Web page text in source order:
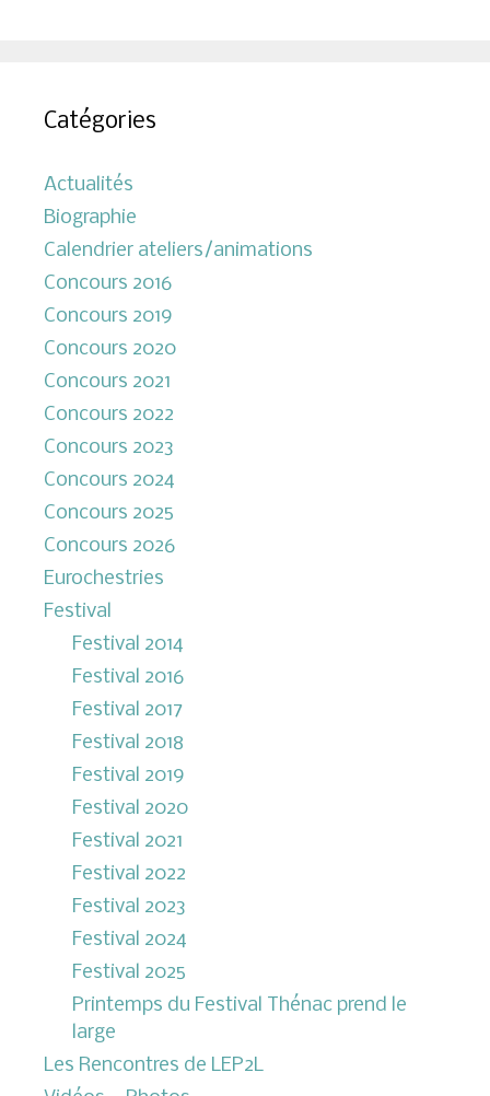
Catégories
Actualités
Biographie
Calendrier ateliers/animations
Concours 2016
Concours 2019
Concours 2020
Concours 2021
Concours 2022
Concours 2023
Concours 2024
Concours 2025
Concours 2026
Eurochestries
Festival
Festival 2014
Festival 2016
Festival 2017
Festival 2018
Festival 2019
Festival 2020
Festival 2021
Festival 2022
Festival 2023
Festival 2024
Festival 2025
Printemps du Festival Thénac prend le
large
Les Rencontres de LEP2L